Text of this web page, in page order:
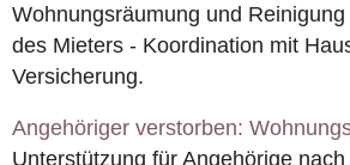
Wohnungsräumung und Reinigung
des Mieters - Koordination mit
Versicherung.
Angehöriger verstorben:
Unterstützung für Angehörige